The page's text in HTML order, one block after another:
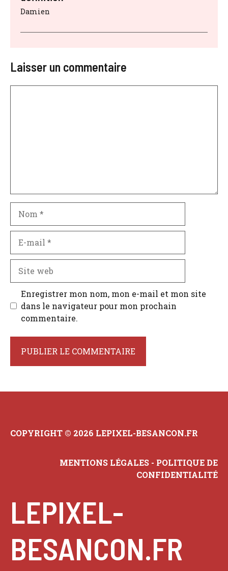
Damien
Laisser un commentaire
mail
web
Enregistrer mon nom, mon e-mail et mon site
dans le navigateur pour mon prochain
commentaire.
COPYRIGHT © 2026 LEPIXEL-BESANCON.FR
MENTIONS LÉGALES - POLITIQUE DE
CONFIDENTIALITÉ
LEPIXEL-
BESANCON.FR